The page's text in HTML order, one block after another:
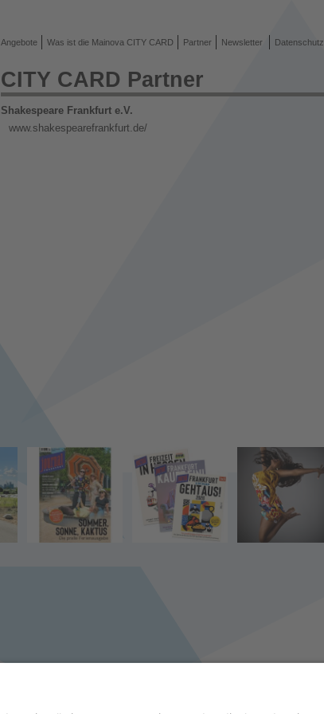
Angebote Was ist die Mainova CITY CARD Partner Newsletter Datenschutz
CITY CARD Partner
Shakespeare Frankfurt e.V.
www.shakespearefrankfurt.de/